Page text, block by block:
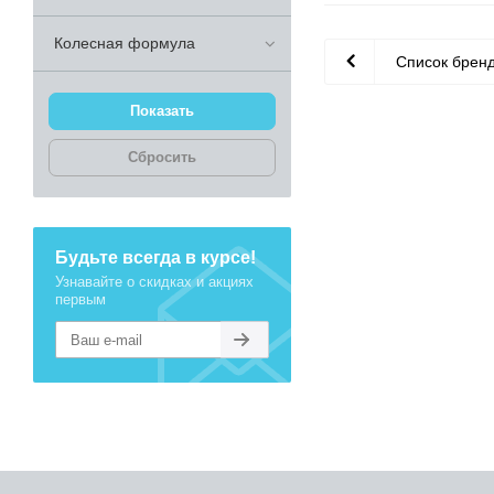
Список
Колесная формула
Сбросить
Будьте всегда в курсе!
Узнавайте о скидках и акциях
первым